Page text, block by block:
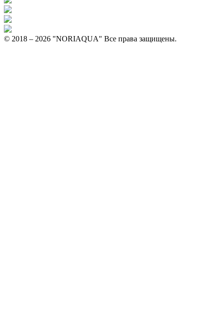
© 2018 – 2026 "NORIAQUA" Все права защищены.